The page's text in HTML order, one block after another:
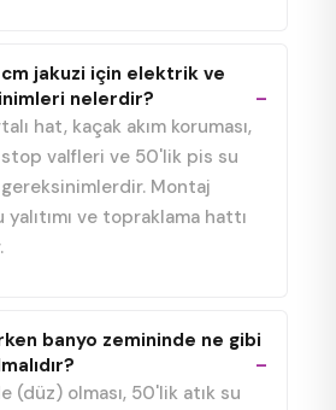
jakuzi için elektrik ve
nelerdir?
hat, kaçak akım koruması,
stop valfleri ve 50'lik pis su
Montaj
ve topraklama hattı
banyo zemininde ne gibi
(düz) olması, 50'lik atık su